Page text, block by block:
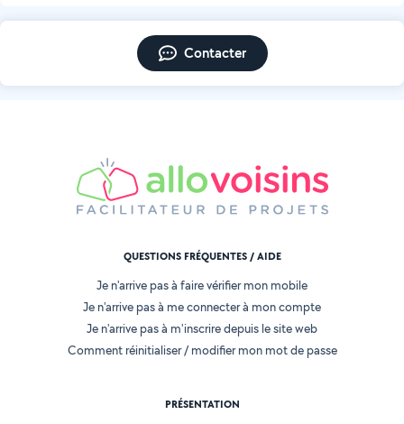
Contacter
QUESTIONS FRÉQUENTES / AIDE
Je n'arrive pas à faire vérifier mon mobile
Je n'arrive pas à me connecter à mon compte
Je n'arrive pas à m'inscrire depuis le site web
Comment réinitialiser / modifier mon mot de passe
PRÉSENTATION